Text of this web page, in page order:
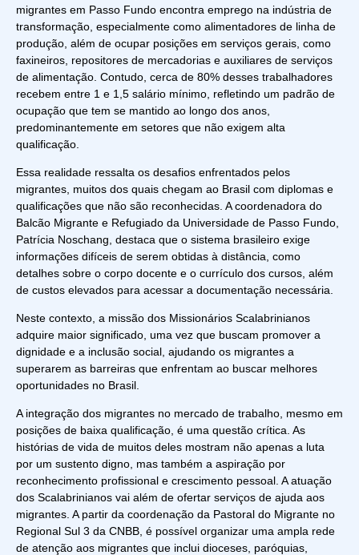
migrantes em Passo Fundo encontra emprego na indústria de
transformação, especialmente como alimentadores de linha de
produção, além de ocupar posições em serviços gerais, como
faxineiros, repositores de mercadorias e auxiliares de serviços
de alimentação. Contudo, cerca de 80% desses trabalhadores
recebem entre 1 e 1,5 salário mínimo, refletindo um padrão de
ocupação que tem se mantido ao longo dos anos,
predominantemente em setores que não exigem alta
qualificação.
Essa realidade ressalta os desafios enfrentados pelos
migrantes, muitos dos quais chegam ao Brasil com diplomas e
qualificações que não são reconhecidas. A coordenadora do
Balcão Migrante e Refugiado da Universidade de Passo Fundo,
Patrícia Noschang, destaca que o sistema brasileiro exige
informações difíceis de serem obtidas à distância, como
detalhes sobre o corpo docente e o currículo dos cursos, além
de custos elevados para acessar a documentação necessária.
Neste contexto, a missão dos Missionários Scalabrinianos
adquire maior significado, uma vez que buscam promover a
dignidade e a inclusão social, ajudando os migrantes a
superarem as barreiras que enfrentam ao buscar melhores
oportunidades no Brasil.
A integração dos migrantes no mercado de trabalho, mesmo em
posições de baixa qualificação, é uma questão crítica. As
histórias de vida de muitos deles mostram não apenas a luta
por um sustento digno, mas também a aspiração por
reconhecimento profissional e crescimento pessoal. A atuação
dos Scalabrinianos vai além de ofertar serviços de ajuda aos
migrantes. A partir da coordenação da Pastoral do Migrante no
Regional Sul 3 da CNBB, é possível organizar uma ampla rede
de atenção aos migrantes que inclui dioceses, paróquias,